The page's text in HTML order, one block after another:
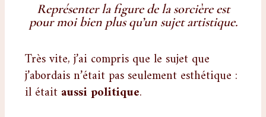
Représenter la figure de la sorcière est
pour moi bien plus qu’un sujet artistique.
Très vite, j’ai compris que le sujet que
j’abordais n’était pas seulement esthétique :
il étaitaussi politique.